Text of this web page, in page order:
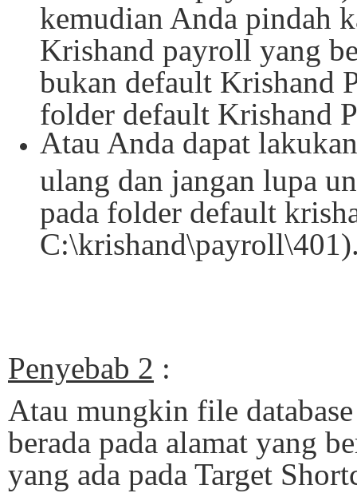
kemudian Anda pindah
Krishand payroll yang
bukan default Krishand
folder default Krishand
Atau Anda dapat
ulang dan jangan lupa
pada folder default
Penyebab 2 :
Atau mungkin file
berada pada alamat yang
yang ada pada Target